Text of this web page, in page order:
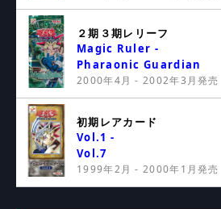
２期３期レリーフ
Magic Ruler -
Pharaonic Guardian
2000年4月 - 2002年3月発売
初期レアカード
Vol.1 -
Vol.7
1999年2月 - 2000年1月発売